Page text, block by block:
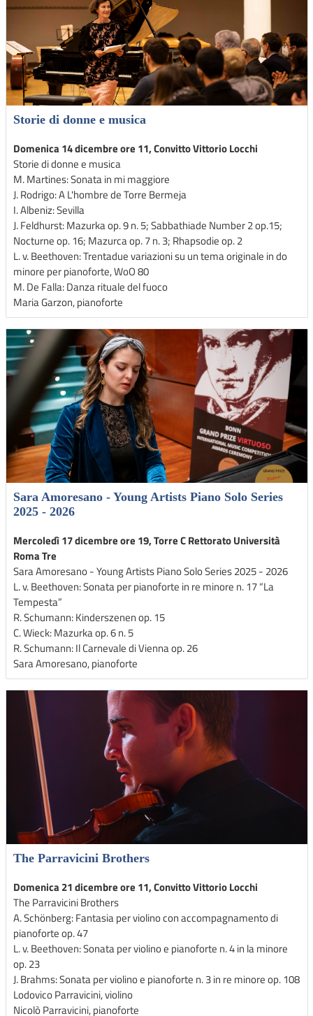
Storie di donne e musica
Domenica 14 dicembre ore 11, Convitto Vittorio Locchi
Storie di donne e musica
M. Martines: Sonata in mi maggiore
J. Rodrigo: A L'hombre de Torre Bermeja
I. Albeniz: Sevilla
J. Feldhurst: Mazurka op. 9 n. 5; Sabbathiade Number 2 op.15;
Nocturne op. 16; Mazurca op. 7 n. 3; Rhapsodie op. 2
L. v. Beethoven: Trentadue variazioni su un tema originale in do
minore per pianoforte, WoO 80
M. De Falla: Danza rituale del fuoco
Maria Garzon, pianoforte
Sara Amoresano - Young Artists Piano Solo Series
2025 - 2026
Mercoledì 17 dicembre ore 19, Torre C Rettorato Università
Roma Tre
Sara Amoresano - Young Artists Piano Solo Series 2025 - 2026
L. v. Beethoven: Sonata per pianoforte in re minore n. 17 “La
Tempesta”
R. Schumann: Kinderszenen op. 15
C. Wieck: Mazurka op. 6 n. 5
R. Schumann: Il Carnevale di Vienna op. 26
Sara Amoresano, pianoforte
The Parravicini Brothers
Domenica 21 dicembre ore 11, Convitto Vittorio Locchi
The Parravicini Brothers
A. Schönberg: Fantasia per violino con accompagnamento di
pianoforte op. 47
L. v. Beethoven: Sonata per violino e pianoforte n. 4 in la minore
op. 23
J. Brahms: Sonata per violino e pianoforte n. 3 in re minore op. 108
Lodovico Parravicini, violino
Nicolò Parravicini, pianoforte